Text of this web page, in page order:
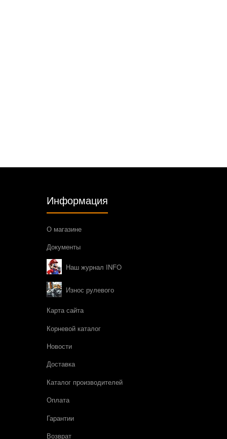
Информация
О магазине
Документы
Наш журнал INFO
Износ рулевого
Карта сайта
Корневой каталог
Новости
Доставка
Каталог производителей
Оплата
Гарантии
Возврат